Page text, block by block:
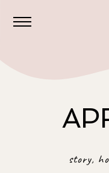
story,